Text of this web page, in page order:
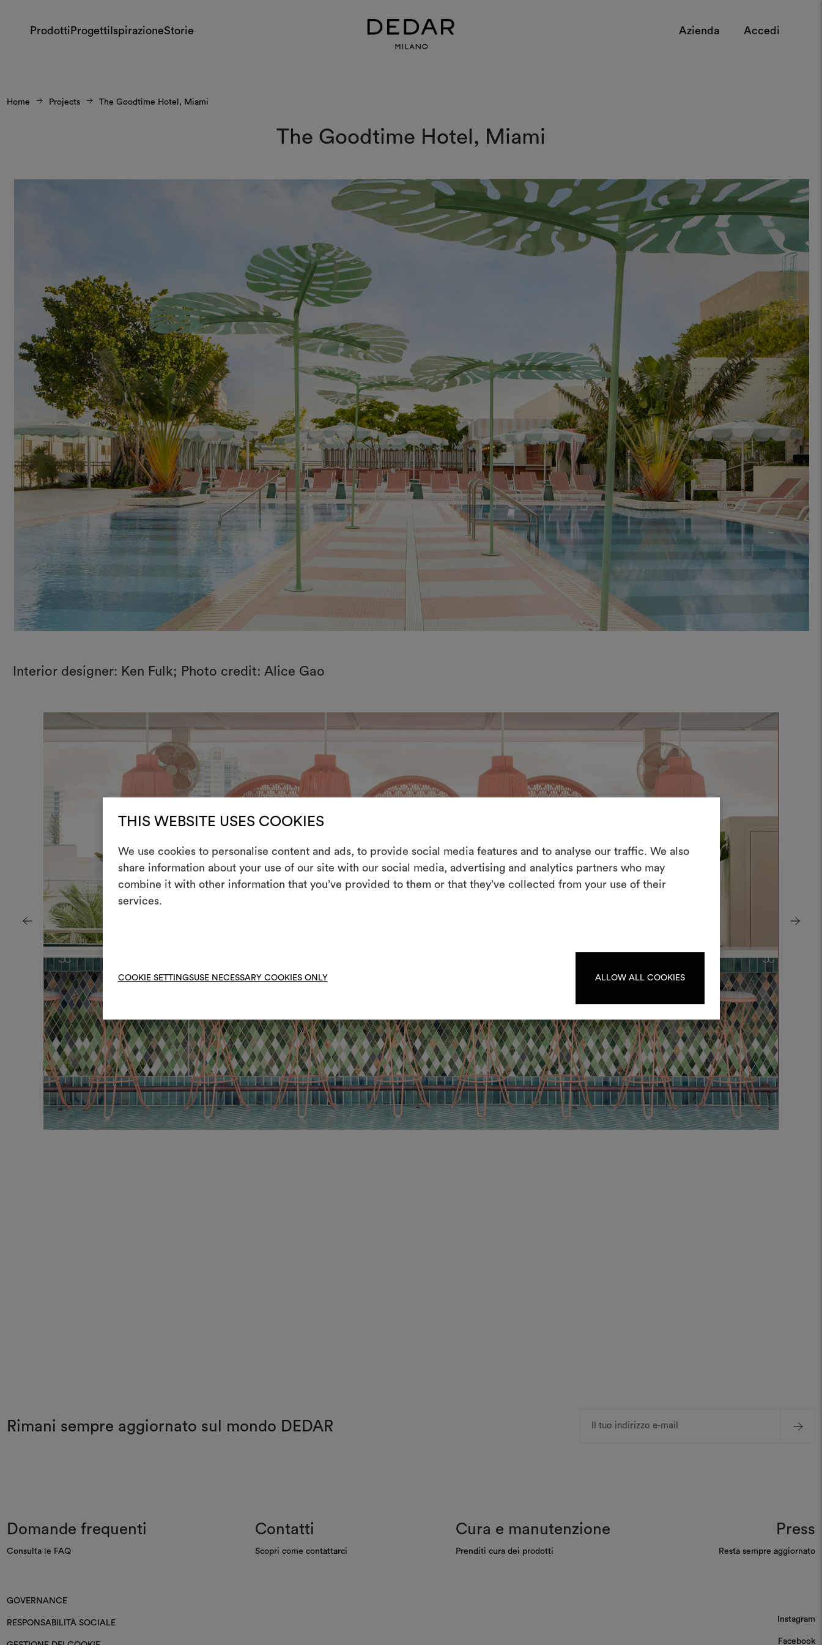
THIS WEBSITE USES COOKIES
We use cookies to personalise content and ads, to provide social media features and to analyse our traffic. We also
share information about your use of our site with our social media, advertising and analytics partners who may
combine it with other information that you’ve provided to them or that they’ve collected from your use of their
services.
COOKIE SETTINGSUSE NECESSARY COOKIES ONLY ALLOW ALL COOKIES
Prodotti Progetti IspirazioneStorie Azienda Accedi
Home Projects The Goodtime Hotel, Miami
The Goodtime Hotel, Miami
Interior designer: Ken Fulk; Photo credit: Alice Gao
Rimani sempre aggiornato sul mondo DEDAR
Domande frequenti
Consulta le FAQ
Contatti
Scopri come contattarci
Cura e manutenzione
Prenditi cura dei prodotti
Press
Resta sempre aggiornato
GOVERNANCE
RESPONSABILITÀ SOCIALE Instagram
Facebook
moodboard
Uno strumento interattivo per dare vita e condividere
LOGIN
REGISTRATI